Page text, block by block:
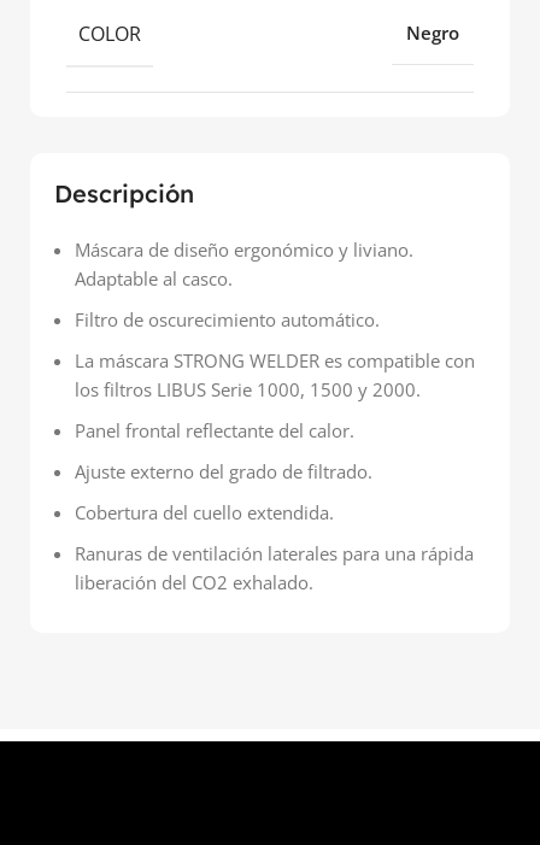
Descripción
Máscara de diseño ergonómico y liviano.
Adaptable al casco.
Filtro de oscurecimiento automático.
La máscara STRONG WELDER es compatible con
los filtros LIBUS Serie 1000, 1500 y 2000.
Panel frontal reflectante del calor.
Ajuste externo del grado de filtrado.
Cobertura del cuello extendida.
Ranuras de ventilación laterales para una rápida
liberación del CO2 exhalado.
COLOR Negro